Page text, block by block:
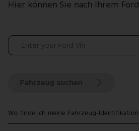
Hier können Sie nach Ihrem
Fahrzeug suchen
Wo finde ich meine Fahrzeug-